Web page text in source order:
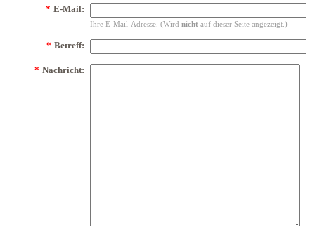
* E-Mail:
Ihre E-Mail-Adresse. (Wird nicht auf dieser Seite angezeigt.)
* Betreff:
* Nachricht: